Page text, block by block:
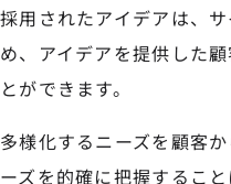
採用されたアイデアは、
め、アイデアを提供した
とができます。
多様化するニーズを顧客
ーズを的確に把握するこ